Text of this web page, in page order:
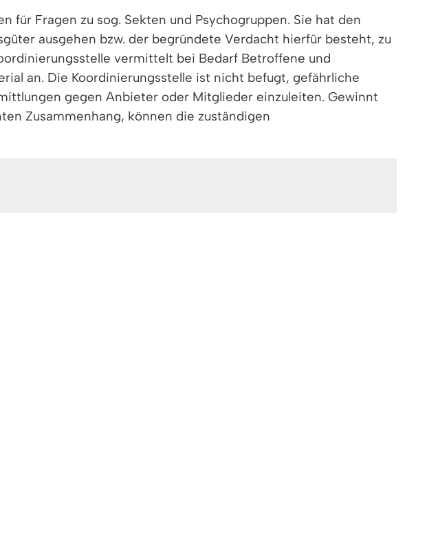
Fragen zu sog. Sekten und Psychogruppen. Sie hat den
ausgehen bzw. der begründete Verdacht hierfür besteht, zu
vermittelt bei Bedarf Betroffene und
an. Die Koordinierungsstelle ist nicht befugt, gefährliche
gegen Anbieter oder Mitglieder einzuleiten. Gewinnt
Zusammenhang, können die zuständigen